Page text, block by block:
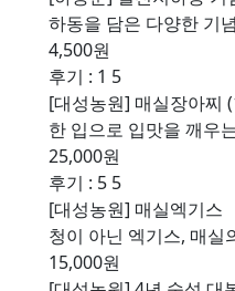
하동을 담은 다양한 기
4,500원
후기 : 1 5
[대성농원] 매실장아찌
한 입으로 입맛을 깨우
25,000원
후기 : 5 5
[대성농원] 매실엑기스
청이 아닌 엑기스, 매실
15,000원